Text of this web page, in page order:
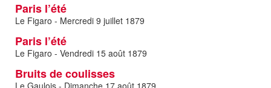
Paris l’été
Le Figaro - Mercredi 9 juillet 1879
Paris l’été
Le Figaro - Vendredi 15 août 1879
Bruits de coulisses
Le Gaulois - Dimanche 17 août 1879